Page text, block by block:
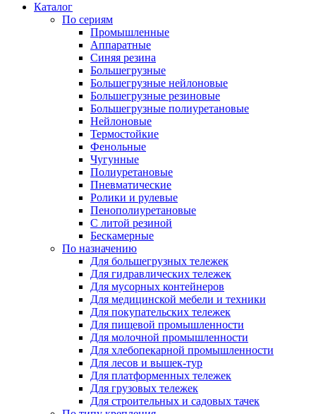
Каталог
По сериям
Промышленные
Аппаратные
Синяя резина
Большегрузные
Большегрузные нейлоновые
Большегрузные резиновые
Большегрузные полиуретановые
Нейлоновые
Термостойкие
Фенольные
Чугунные
Полиуретановые
Пневматические
Ролики и рулевые
Пенополиуретановые
С литой резиной
Бескамерные
По назначению
Для большегрузных тележек
Для гидравлических тележек
Для мусорных контейнеров
Для медицинской мебели и техники
Для покупательских тележек
Для пищевой промышленности
Для молочной промышленности
Для хлебопекарной промышленности
Для лесов и вышек-тур
Для платформенных тележек
Для грузовых тележек
Для строительных и садовых тачек